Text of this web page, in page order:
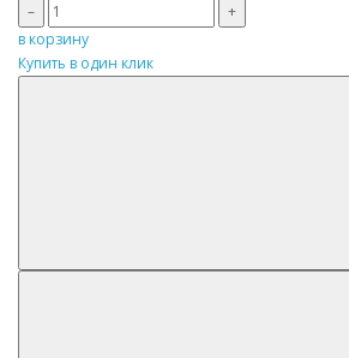
–
+
в корзину
Купить в один клик